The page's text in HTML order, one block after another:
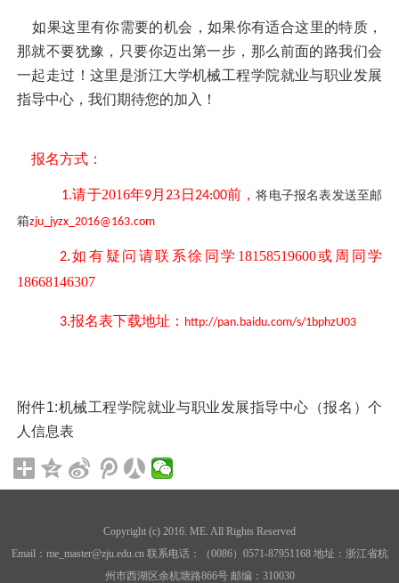
如果这里有你需要的机会，如果你有适合这里的特质，
那就不要犹豫，只要你迈出第一步，那么前面的路我们会
一起走过！这里是浙江大学机械工程学院就业与职业发展
指导中心，我们期待您的加入！
报名方式：
1.请于2016年9月 23 日 24:00前，将电子报名表发送至邮
箱zju_jyzx_2016@163.com
2.如有 疑问 请联系徐 同学 18158519600或 周 同学
18668146307
3.报名表下载地址： http://pan.baidu.com/s/1bphzU03
附件1:机械工程学院就业与职业发展指导中心（报名）个
人信息表
Copyright (c) 2016. ME. All Rights Reserved
Email：me_master@zju.edu.cn 联系电话：（0086）0571-87951168 地址：浙江省杭
州市西湖区余杭塘路866号 邮编：310030